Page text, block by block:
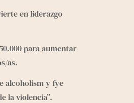
en liderazgo
para aumentar
as.
alcoholism y fye
la violencia”.